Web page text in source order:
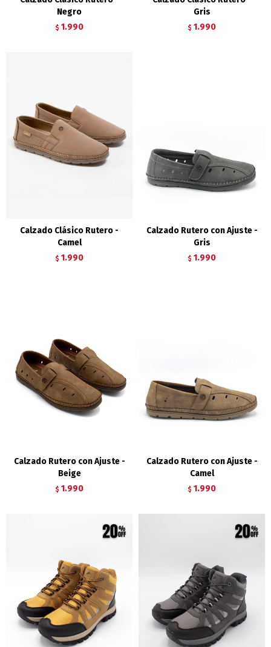
Negro
$ 1.990
Gris
$ 1.990
Calzado Clásico Rutero -
Camel
$ 1.990
Calzado Rutero con Ajuste -
Gris
$ 1.990
Calzado Rutero con Ajuste -
Beige
$ 1.990
Calzado Rutero con Ajuste -
Camel
$ 1.990